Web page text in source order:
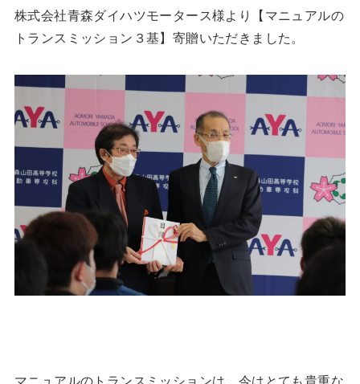
株式会社青森ダイハツモータース様より【マニュアルの
トランスミッション３基】寄贈いただきました。
マニュアルのトランスミッションは、今はとても貴重な